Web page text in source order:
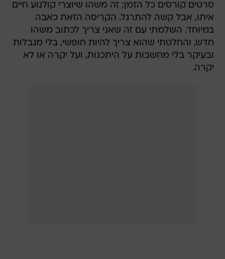
סרטים קורסים כל הזמן; זה משהו שיוצרי קולנוע חיים
איתו, אבל קשה להתרגל. הקריסה הזאת כאבה
במיוחד. השלמתי עם זה שאני צריך לכתוב משהו
חדש, והחלטתי שהוא צריך להיות חופשי, בלי מגבלות
ובעיקר בלי מחשבות על היתכנות, ועל יקרה או לא
יקרה.